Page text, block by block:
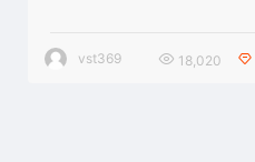
vst369 18,020